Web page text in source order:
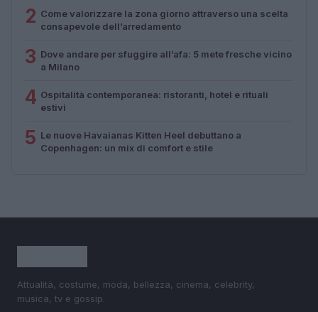
2 Come valorizzare la zona giorno attraverso una scelta
consapevole dell’arredamento
3 Dove andare per sfuggire all’afa: 5 mete fresche vicino
a Milano
4 Ospitalità contemporanea: ristoranti, hotel e rituali
estivi
5 Le nuove Havaianas Kitten Heel debuttano a
Copenhagen: un mix di comfort e stile
Attualità, costume, moda, bellezza, cinema, celebrity,
musica, tv e gossip.